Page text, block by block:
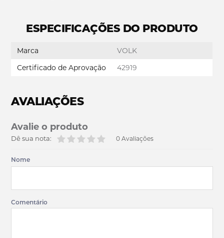
ESPECIFICAÇÕES DO PRODUTO
Marca
VOLK
Certificado de Aprovação
42919
AVALIAÇÕES
Avalie o produto
0 Avaliações
Dê sua nota:
Nome
Comentário